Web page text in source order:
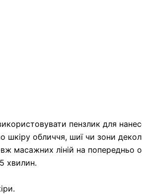
пензлик для
обличчя, шиї чи зони
масажних ліній на попередньо
хвилин.